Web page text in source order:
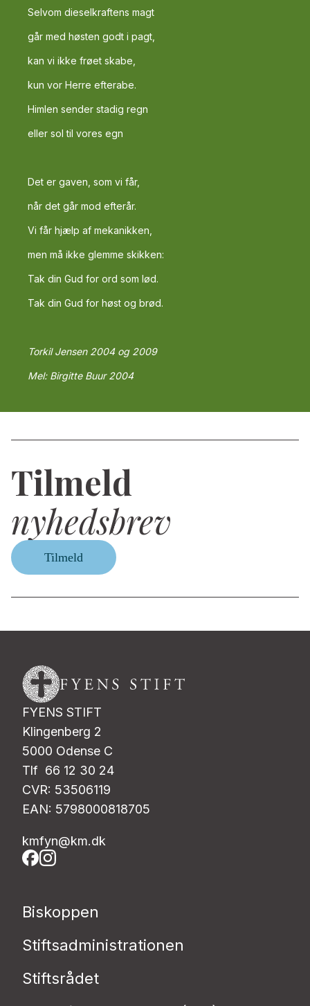
Selvom dieselkraftens magt
går med høsten godt i pagt,
kan vi ikke frøet skabe,
kun vor Herre efterabe.
Himlen sender stadig regn
eller sol til vores egn
Det er gaven, som vi får,
når det går mod efterår.
Vi får hjælp af mekanikken,
men må ikke glemme skikken:
Tak din Gud for ord som lød.
Tak din Gud for høst og brød.
Torkil Jensen 2004 og 2009
Mel: Birgitte Buur 2004
Tilmeld
nyhedsbrev
Tilmeld
FYENS STIFT
Klingenberg 2
5000 Odense C
Tlf 66 12 30 24
CVR: 53506119
EAN: 5798000818705
kmfyn@km.dk
Biskoppen
Stiftsadministrationen
Stiftsrådet